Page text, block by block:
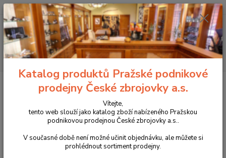
Menu
Hledat
+420 225 375 800
Příslušenství, doplňky a náhradní díly
Pro samonabíjecí pušky a
Tuning zbraní
Extra dlouhý duralový hmatník napínácí páky
Extra dlouhý duralový hmatník
napínácí páky pro Bren 2
Katalog produktů Pražské podnikové
prodejny České zbrojovky a.s.
Vítejte,
tento web slouží jako katalog zboží nabízeného Pražskou
podnikovou prodejnou České zbrojovky a.s..
V současné době není možné učinit objednávku, ale můžete si
prohlédnout sortiment prodejny.